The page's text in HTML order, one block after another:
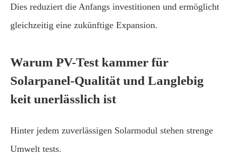
Dies reduziert die Anfangs investitionen und ermöglicht
gleichzeitig eine zukünftige Expansion.
Warum PV-Test kammer für
Solarpanel-Qualität und Langlebig
keit unerlässlich ist
Hinter jedem zuverlässigen Solarmodul stehen strenge
Umwelt tests.